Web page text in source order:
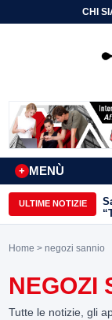
CHI
MENÙ
+
ULTIME NOTIZIE
Home > negozi sannio
NEGOZI
Tutte le notizie, gli